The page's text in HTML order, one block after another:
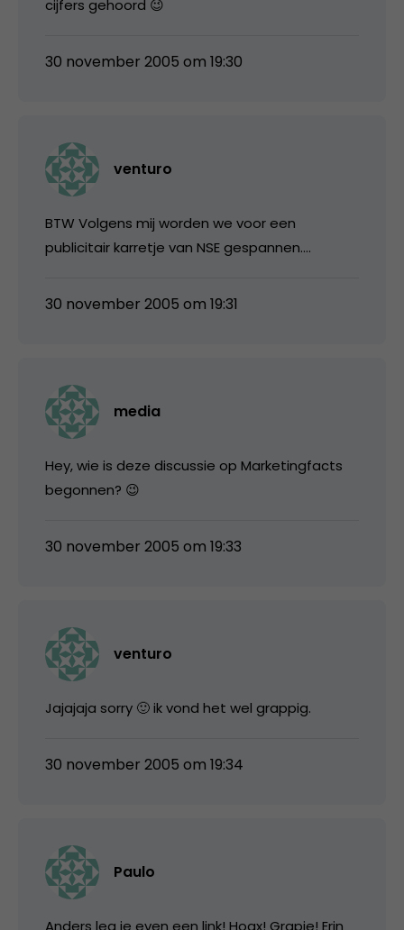
cijfers gehoord 😉
30 november 2005 om 19:30
venturo
BTW Volgens mij worden we voor een
publicitair karretje van NSE gespannen….
30 november 2005 om 19:31
media
Hey, wie is deze discussie op Marketingfacts
begonnen? 😉
30 november 2005 om 19:33
venturo
Jajajaja sorry 🙂 ik vond het wel grappig.
30 november 2005 om 19:34
Paulo
Anders leg je even een link! Hoax! Grapje! Erin